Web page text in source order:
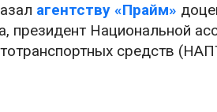
агентству «Прайм»
президент Национальной
средств